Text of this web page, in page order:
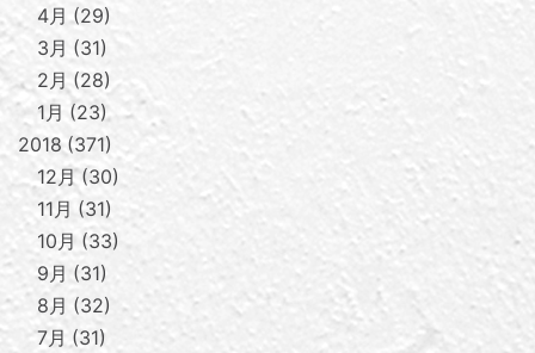
4月
29
3月
31
2月
28
1月
23
2018 371
12月 30
11月
31
10月
33
9月
31
8月
32
7月
31